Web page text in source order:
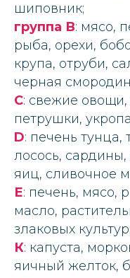
шиповник;
группа В: мясо,
рыба, орехи,
крупа, отруби,
черная
С: свежие
петрушки,
D: печень тунца,
лосось,
яиц, сливочное
Е: печень, мясо,
масло,
злаковых культур;
К: капуста,
яичный желток,